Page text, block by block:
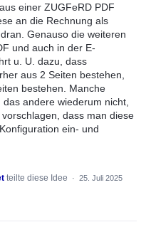
einer ZUGFeRD PDF
an die Rechnung als
Genauso die weiteren
und auch in der E-
u. U. dazu, dass
aus 2 Seiten bestehen,
bestehen. Manche
andere wiederum nicht,
dass man diese
ein- und
teilte diese Idee · 25. Juli 2025